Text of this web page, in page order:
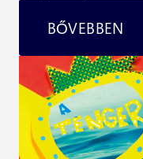
BŐVEBBEN